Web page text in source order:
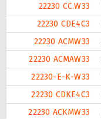
22230 CC.W33
22230 CDE4C3
22230 ACMW33
22230 ACMAW33
22230-E-K-W33
22230 CDKE4C3
22230 ACKMW33